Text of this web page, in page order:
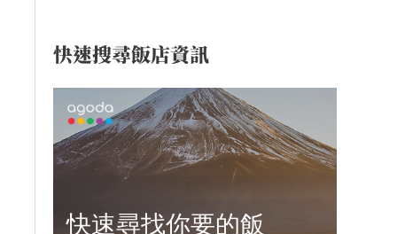
快速搜尋飯店資訊